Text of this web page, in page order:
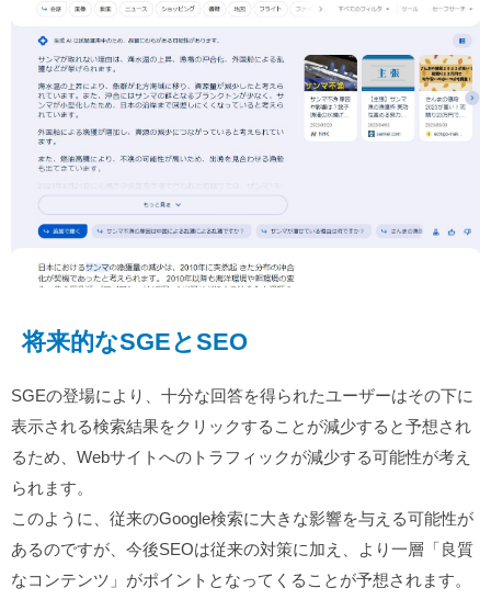
将来的なSGEとSEO
SGEの登場により、十分な回答を得られたユーザーはその下に
表示される検索結果をクリックすることが減少すると予想され
るため、Webサイトへのトラフィックが減少する可能性が考え
られます。
このように、従来のGoogle検索に大きな影響を与える可能性が
あるのですが、今後SEOは従来の対策に加え、より一層「良質
なコンテンツ」がポイントとなってくることが予想されます。